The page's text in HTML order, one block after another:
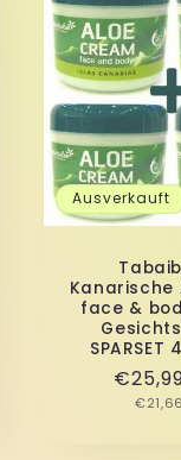
Ausverkauft
Kanarische
face &
SPARSET
Preis
€21,66